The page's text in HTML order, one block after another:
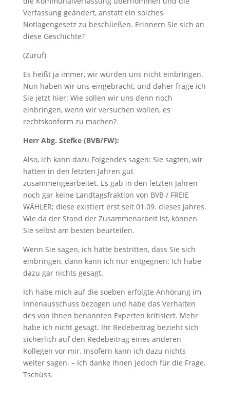
Verfassung geändert, anstatt ein solches
Notlagengesetz zu beschließen. Erinnern Sie sich an
diese Geschichte?
(Zuruf)
Es heißt ja immer, wir würden uns nicht einbringen.
Nun haben wir uns eingebracht, und daher frage ich
Sie jetzt hier: Wie sollen wir uns denn noch
einbringen, wenn wir versuchen wollen, es
rechtskonform zu machen?
Herr Abg. Stefke (BVB/FW):
Also, ich kann dazu Folgendes sagen: Sie sagten, wir
hätten in den letzten Jahren gut
zusammengearbeitet. Es gab in den letzten Jahren
noch gar keine Landtagsfraktion von BVB / FREIE
WÄHLER; diese existiert erst seit 01.09. dieses Jahres.
Wie da der Stand der Zusammenarbeit ist, können
Sie selbst am besten beurteilen.
Wenn Sie sagen, ich hätte bestritten, dass Sie sich
einbringen, dann kann ich nur entgegnen: Ich habe
dazu gar nichts gesagt.
Ich habe mich auf die soeben erfolgte Anhörung im
Innenausschuss bezogen und habe das Verhalten
des von Ihnen benannten Experten kritisiert. Mehr
habe ich nicht gesagt. Ihr Redebeitrag bezieht sich
sicherlich auf den Redebeitrag eines anderen
Kollegen vor mir. Insofern kann ich dazu nichts
weiter sagen. – Ich danke Ihnen jedoch für die Frage.
Tschüss.